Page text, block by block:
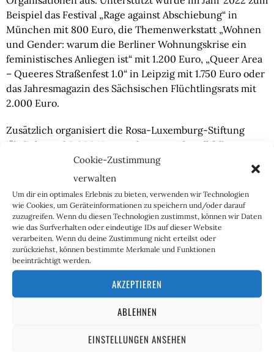
Cookie-Zustimmung
verwalten
Um dir ein optimales Erlebnis zu bieten, verwenden wir Technologien
wie Cookies, um Geräteinformationen zu speichern und/oder darauf
zuzugreifen. Wenn du diesen Technologien zustimmst, können wir Daten
wie das Surfverhalten oder eindeutige IDs auf dieser Website
verarbeiten. Wenn du deine Zustimmung nicht erteilst oder
zurückziehst, können bestimmte Merkmale und Funktionen
beeinträchtigt werden.
AKZEPTIEREN
ABLEHNEN
EINSTELLUNGEN ANSEHEN
Beispiel das Festival „Rage against Abschiebung“ in
München mit 800 Euro, die Themenwerkstatt „Wohnen
und Gender: warum die Berliner Wohnungskrise ein
feministisches Anliegen ist“ mit 1.200 Euro, „Queer Area
– Queeres Straßenfest 1.0“ in Leipzig mit 1.750 Euro oder
das Jahresmagazin des Sächsischen Flüchtlingsrats mit
2.000 Euro.
Zusätzlich organisiert die Rosa-Luxemburg-Stiftung
jährlich rund 2.000 Veranstaltungen. Aktuell fallen
darunter ein Workshop zur Einführung in die
Kapitalismuskritik mit dem Titel „Warum ist vieles so
scheiße?“, eine Diskussionsrunde zur EU-Wahl unter
dem Motto „Die Bedrohung durch die Extremen
Rechten ist real“, ein Vortrag über die Geschichte der
„roten Helfer*innen“ oder eine weitere
Diskussionsrunde über klimagerechtes Wohnen.
Zusätzlich erscheinen regelmäßig Dossiers und
Publikationen, beispielsweise über „Feminismus von
Links“, den Krieg in der Ukraine, Einwanderung und
Einbürgerung, die „Verteilungskrise“ in Zeiten der